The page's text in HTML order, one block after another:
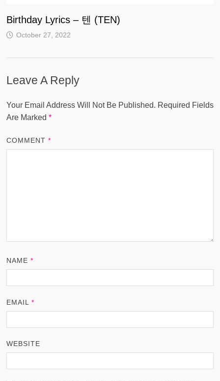
Birthday Lyrics – 텐 (TEN)
October 27, 2022
Leave A Reply
Your Email Address Will Not Be Published. Required Fields
Are Marked *
COMMENT*
NAME*
EMAIL*
WEBSITE